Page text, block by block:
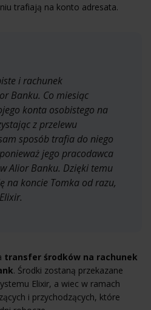
trafiają na konto adresata.
i rachunek
Banku. Co miesiąc
konta osobistego na
z przelewu
sposób trafia do niego
jego pracodawca
Alior Banku. Dzięki temu
na koncie Tomka od razu,
transfer środków na rachunek
. Środki zostaną przekazane
Elixir, a wiec w ramach
i przychodzących, które